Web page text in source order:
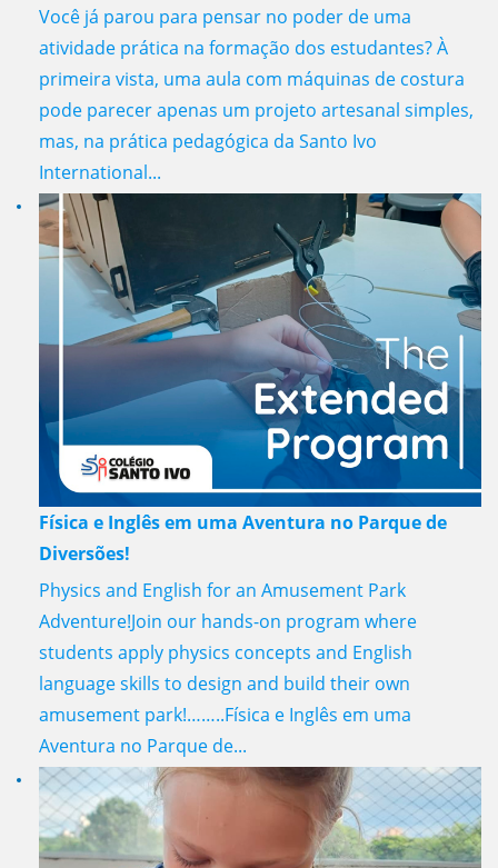
Você já parou para pensar no poder de uma
atividade prática na formação dos estudantes? À
primeira vista, uma aula com máquinas de costura
pode parecer apenas um projeto artesanal simples,
mas, na prática pedagógica da Santo Ivo
International...
Física e Inglês em uma Aventura no Parque de
Diversões!
Physics and English for an Amusement Park
Adventure!Join our hands-on program where
students apply physics concepts and English
language skills to design and build their own
amusement park!……..Física e Inglês em uma
Aventura no Parque de...